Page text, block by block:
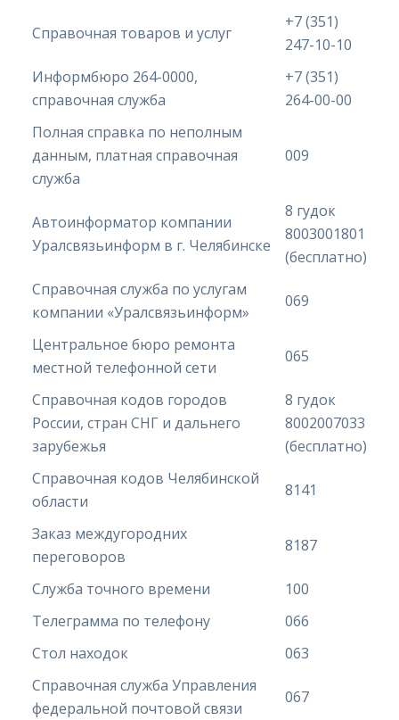
Справочная товаров и услуг
+7 (351)
247-10-10
Информбюро 264-0000,
справочная служба
+7 (351)
264-00-00
Полная справка по неполным
данным, платная справочная
служба
009
Автоинформатор компании
Уралсвязьинформ в г. Челябинске
8 гудок
8003001801
(бесплатно)
Справочная служба по услугам
компании «Уралсвязьинформ»
069
Центральное бюро ремонта
местной телефонной сети
065
Справочная кодов городов
России, стран СНГ и дальнего
зарубежья
8 гудок
8002007033
(бесплатно)
Справочная кодов Челябинской
области
8141
Заказ междугородних
переговоров
8187
Служба точного времени
100
Телеграмма по телефону
066
Стол находок
063
Справочная служба Управления
федеральной почтовой связи
067